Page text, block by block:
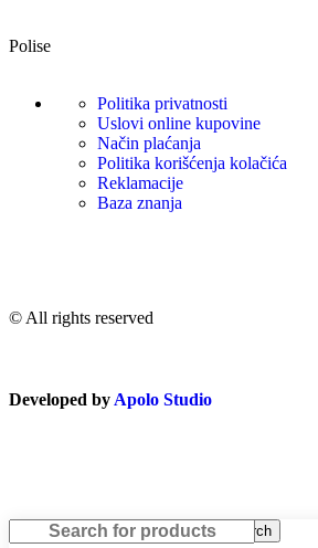
Polise
Politika privatnosti
Uslovi online kupovine
Način plaćanja
Politika korišćenja kolačića
Reklamacije
Baza znanja
© All rights reserved
Developed by Apolo Studio
Search